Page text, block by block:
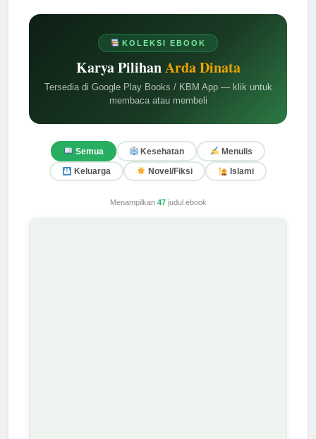
KOLEKSI EBOOK
Karya PilihanArda Dinata
Tersedia di Google Play Books / KBM App — klik untuk
membaca atau membeli
Semua Kesehatan Menulis
Keluarga Novel/Fiksi Islami
Menampilkan 47judul ebook